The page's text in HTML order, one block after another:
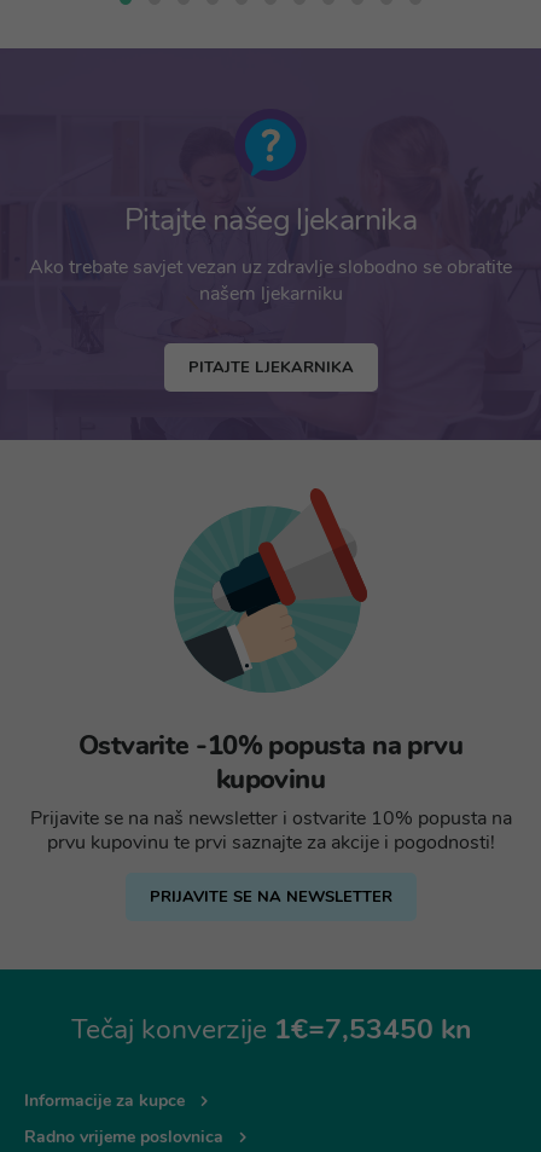
Pitajte našeg ljekarnika
Ako trebate savjet vezan uz zdravlje slobodno se obratite
našem ljekarniku
PITAJTE LJEKARNIKA
Ostvarite -10% popusta na prvu
kupovinu
Prijavite se na naš newsletter i ostvarite 10% popusta na
prvu kupovinu te prvi saznajte za akcije i pogodnosti!
PRIJAVITE SE NA NEWSLETTER
Tečaj konverzije 1€=7,53450 kn
Informacije za kupce
Radno vrijeme poslovnica